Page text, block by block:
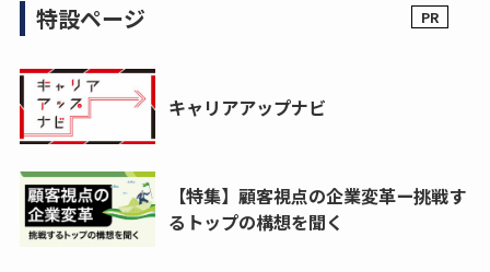
特設ページ
キャリアアップナビ
【特集】顧客視点の企業変革ー挑戦す
るトップの構想を聞く